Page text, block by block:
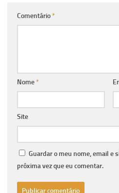
Comentário*
Nome*
Site
Guardar o meu nome, email e
próxima vez que eu comentar.